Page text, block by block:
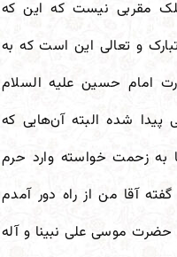
مقربی نیست که این که
و تعالی این است که به
امام حسین علیه السلام
پیدا شده البته آن‌هایی که
زحمت خواسته وارد حرم
آقا من از راه دور آمدم
موسی علی نبینا و آله